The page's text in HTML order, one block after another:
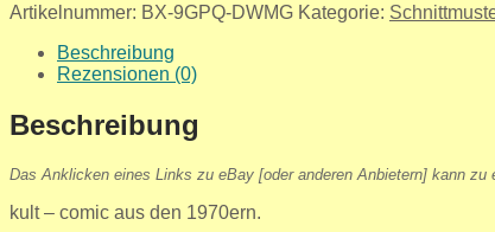
Artikelnummer: BX-9GPQ-DWMG Kategorie:
Beschreibung
Rezensionen (0)
Beschreibung
Das Anklicken eines Links zu eBay [oder anderen Anbietern] kann
kult – comic aus den 1970ern.